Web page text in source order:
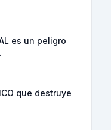
es un peligro
que destruye